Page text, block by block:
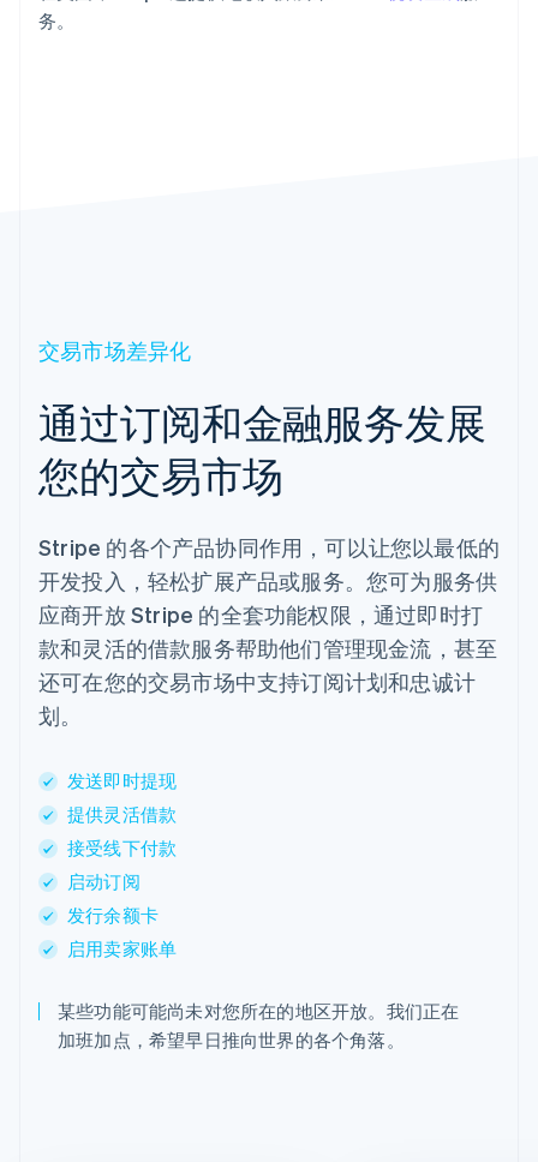
务。
交易市场差异化
通过订阅和金融服务发展
您的交易市场
Stripe 的各个产品协同作用，可以让您以最低的
开发投入，轻松扩展产品或服务。您可为服务供
应商开放 Stripe 的全套功能权限，通过即时打
款和灵活的借款服务帮助他们管理现金流，甚至
还可在您的交易市场中支持订阅计划和忠诚计
划。
发送即时提现
提供灵活借款
接受线下付款
启动订阅
发行余额卡
启用卖家账单
某些功能可能尚未对您所在的地区开放。我们正在
加班加点，希望早日推向世界的各个角落。